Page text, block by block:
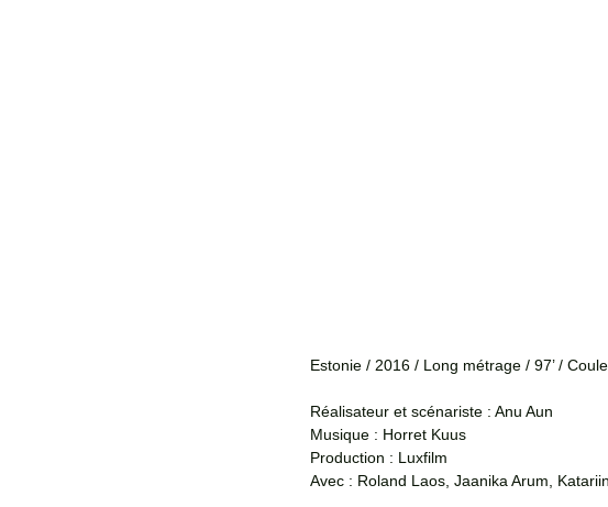
Estonie / 2016 / Long métrage / 97’ /
Réalisateur et scénariste : Anu Aun
Musique : Horret Kuus
Production : Luxfilm
Avec : Roland Laos, Jaanika Arum,